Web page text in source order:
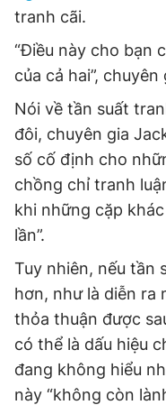
tranh cãi.
“Điều này cho bạn
của cả hai”,
Nói về tần suất
đôi, chuyên gia
số cố định cho
chồng chỉ tranh
khi những cặp
lần”.
Tuy nhiên, nếu tần
hơn, như là diễn ra
thỏa thuận được
có thể là dấu hiệu
đang không hiểu
này “không còn